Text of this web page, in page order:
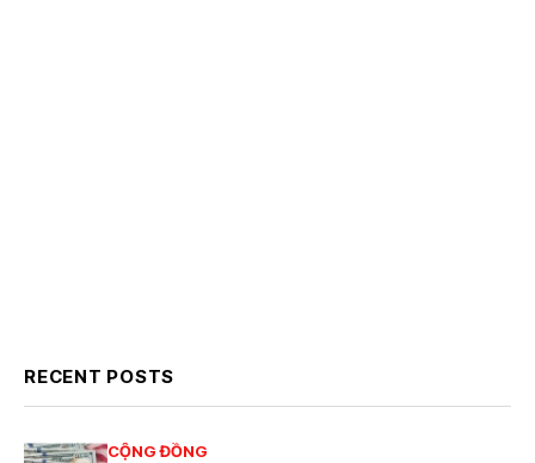
RECENT POSTS
CỘNG ĐỒNG